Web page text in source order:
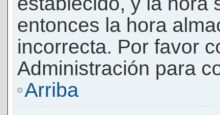
entonces la hora
incorrecta. Por favor
Administración para
Arriba